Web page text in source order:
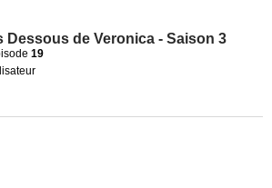
Dessous de Veronica - Saison 3
19